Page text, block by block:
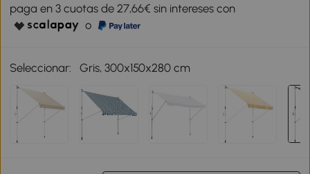
paga en 3 cuotas de 27,66€ sin intereses con
o
Seleccionar: Gris, 300x150x280 cm